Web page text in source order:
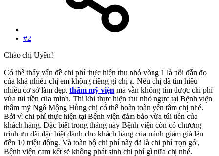
#2
Chào chị Uyên!
Có thể thấy vấn đề chi phí thực hiện thu nhỏ vòng 1 là nỗi đắn đo
của khá nhiều chị em không riêng gì chị ạ. Nếu chị đã tìm hiểu
nhiều cơ sở làm đẹp, thẩm mỹ viện mà vẫn không tìm được chi phí
vừa túi tiền của mình. Thì khi thực hiện thu nhỏ ngực tại Bệnh viện
thẩm mỹ Ngô Mộng Hùng chị có thể hoàn toàn yên tâm chị nhé.
Bởi vì chi phí thực hiện tại Bệnh viện đảm bảo vừa túi tiền của
khách hàng. Đặc biệt trong tháng này Bệnh viện còn có chương
trình ưu đãi đặc biệt dành cho khách hàng của mình giảm giá lên
đến 10 triệu đồng. Và toàn bộ chi phí này đã là chi phí trọn gói,
Bệnh viện cam kết sẽ không phát sinh chi phí gì nữa chị nhé.